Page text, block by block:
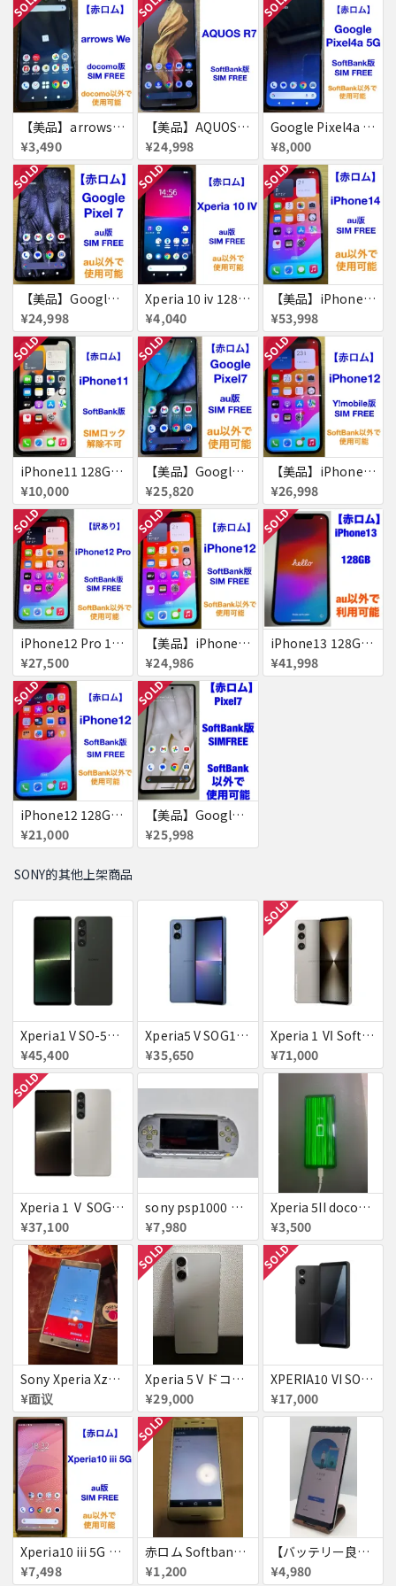
【美品】arrows We 64GB 赤ロム
¥3,490
【美品】AQUOS R7 256GB
¥24,998
Google Pixel4a 5G 128GB 赤ロム
¥8,000
SOLD
【美品】Google Pixel 7 128GB 赤ロム
¥24,998
SOLD
Xperia 10 iv 128GB 赤ロム
¥4,040
SOLD
【美品】iPhone14 128GB 赤ロム
¥53,998
SOLD
iPhone11 128GB 赤ロム
¥10,000
SOLD
【美品】Google Pixel7 128GB 赤ロム
¥25,820
SOLD
【美品】iPhone12 256GB 赤ロム
¥26,998
SOLD
iPhone12 Pro 128GB 赤ロム
¥27,500
SOLD
【美品】iPhone12 256GB 赤ロム
¥24,986
SOLD
iPhone13 128GB 赤ロム
¥41,998
SOLD
iPhone12 128GB 赤ロム
¥21,000
SOLD
【美品】Google Pixel7 ［赤ロム］Pixel 7
¥25,998
SONY的其他上架商品
Xperia1 V SO-51D docomo ブラック 送料無料
¥45,400
Xperia5 V SOG12 ブルー au 送料無料
¥35,650
SOLD
Xperia 1 Ⅵ SoftBank プラチナシルバー 送料無料
¥71,000
SOLD
Xperia 1 Ⅴ SOG10 プラチナシルバー au 送料無料
¥37,100
sony psp1000 初期レア
¥7,980
Xperia 5II docomo SO-52A 画面線あり 充電及び電源スイッチの不具合あり
¥3,500
Sony Xperia Xz2 Premium SOV38 シルバー ジャンク
¥面议
SOLD
Xperia 5 V ドコモ版
¥29,000
SOLD
XPERIA10 VI SOG14 au 送料無料
¥17,000
Xperia10 iii 5G 128GB 赤ロム
¥7,498
SOLD
赤ロム Softbank 502SO Xperia X Performance ソフトバンク エクスペリア
¥1,200
【バッテリー良好】Xperia XZ3
¥4,980